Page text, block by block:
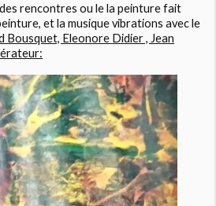
rencontres ou le la peinture fait
et la musique vibrations avec le
Bousquet, Eleonore Didier , Jean